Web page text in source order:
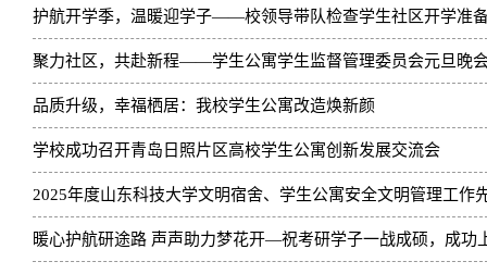
护航开学季，温暖迎学子——校领导带队检查学生社区开学准
聚力社区，共赴新程——学生公寓学生监督管理委员会元旦晚
品质升级，幸福栖居：我校学生公寓改造焕新颜
学校成功召开青岛日照片区高校学生公寓创新发展交流会
2025年度山东科技大学文明宿舍、学生公寓安全文明管理工作
暖心护航研途路 声声助力梦花开—祝考研学子一战成硕，成功